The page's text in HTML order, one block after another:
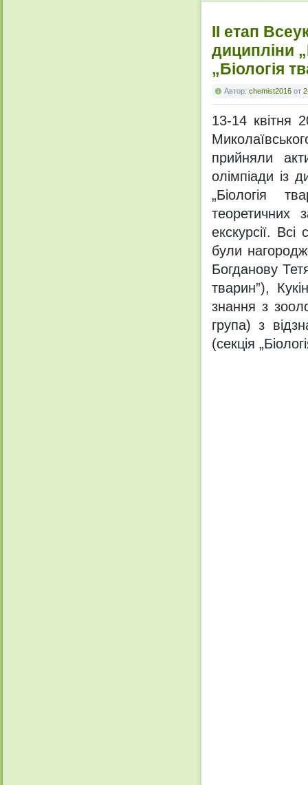
ІІ етап
диципліни
„Біологія
Автор: chemist2016 от
13-14 квітня
прийняли
олімпіади із
„Біологія
теоретичних
екскурсії.
були
Богданову
тварин”),
знання з
група) з
(секція